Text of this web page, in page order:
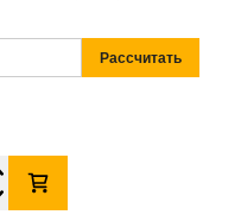
Рассчитать